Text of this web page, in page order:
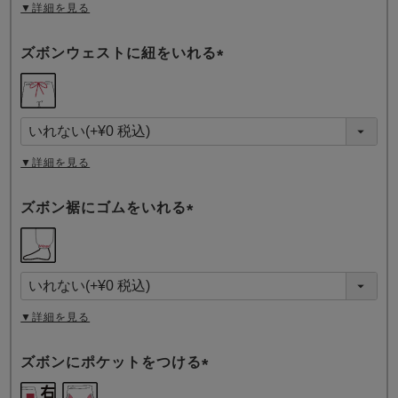
▼詳細を見る
ズボンウェストに紐をいれる
須
)
▼詳細を見る
ズボン裾にゴムをいれる
須
)
▼詳細を見る
ズボンにポケットをつける